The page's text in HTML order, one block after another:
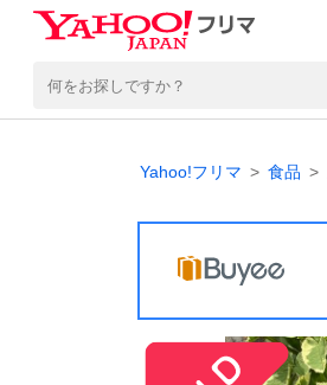
Yahoo!フリマ 食品